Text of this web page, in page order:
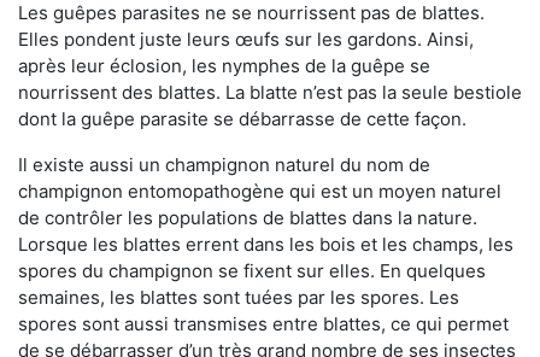
Les guêpes parasites ne se nourrissent pas de blattes.
Elles pondent juste leurs œufs sur les gardons. Ainsi,
après leur éclosion, les nymphes de la guêpe se
nourrissent des blattes. La blatte n’est pas la seule bestiole
dont la guêpe parasite se débarrasse de cette façon.
Il existe aussi un champignon naturel du nom de
champignon entomopathogène qui est un moyen naturel
de contrôler les populations de blattes dans la nature.
Lorsque les blattes errent dans les bois et les champs, les
spores du champignon se fixent sur elles. En quelques
semaines, les blattes sont tuées par les spores. Les
spores sont aussi transmises entre blattes, ce qui permet
de se débarrasser d’un très grand nombre de ses insectes